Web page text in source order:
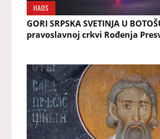
HAOS
GORI SRPSKA SVETINJA U
pravoslavnoj crkvi Rođenja